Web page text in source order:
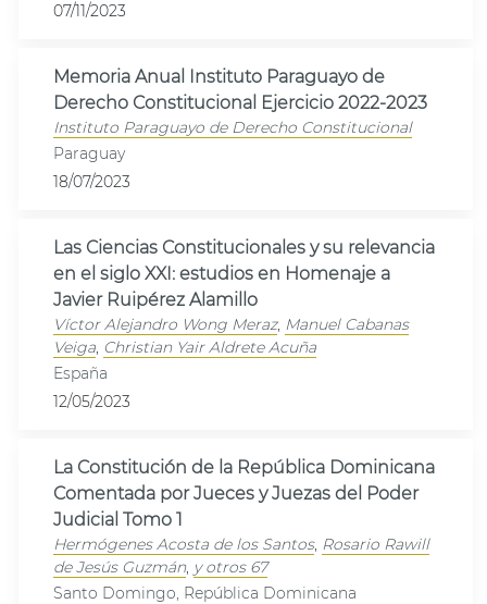
07/11/2023
Memoria Anual Instituto Paraguayo de
Derecho Constitucional Ejercicio 2022-2023
Instituto Paraguayo de Derecho Constitucional
Paraguay
18/07/2023
Las Ciencias Constitucionales y su relevancia
en el siglo XXI: estudios en Homenaje a
Javier Ruipérez Alamillo
Víctor Alejandro Wong Meraz, Manuel Cabanas
Veiga, Christian Yair Aldrete Acuña
España
12/05/2023
La Constitución de la República Dominicana
Comentada por Jueces y Juezas del Poder
Judicial Tomo 1
Hermógenes Acosta de los Santos, Rosario Rawill
de Jesús Guzmán, y otros 67
Santo Domingo, República Dominicana